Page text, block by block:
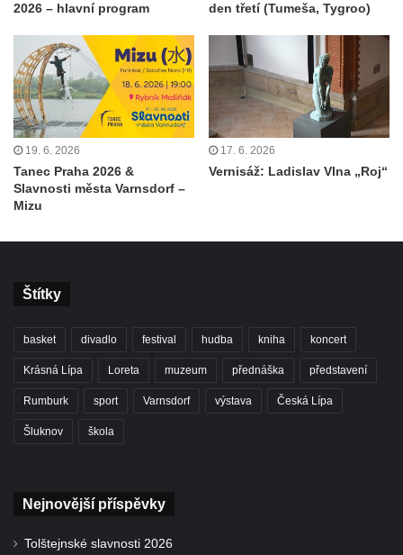
2026 – hlavní program
den třetí (Tumeša, Tygroo)
19. 6. 2026
Tanec Praha 2026 &
Slavnosti města Varnsdorf –
Mizu
17. 6. 2026
Vernisáž: Ladislav Vlna „Roj“
Štítky
basket divadlo festival hudba kniha koncert
Krásná Lípa Loreta muzeum přednáška představení
Rumburk sport Varnsdorf výstava Česká Lípa
Šluknov škola
Nejnovější příspěvky
Tolštejnské slavnosti 2026